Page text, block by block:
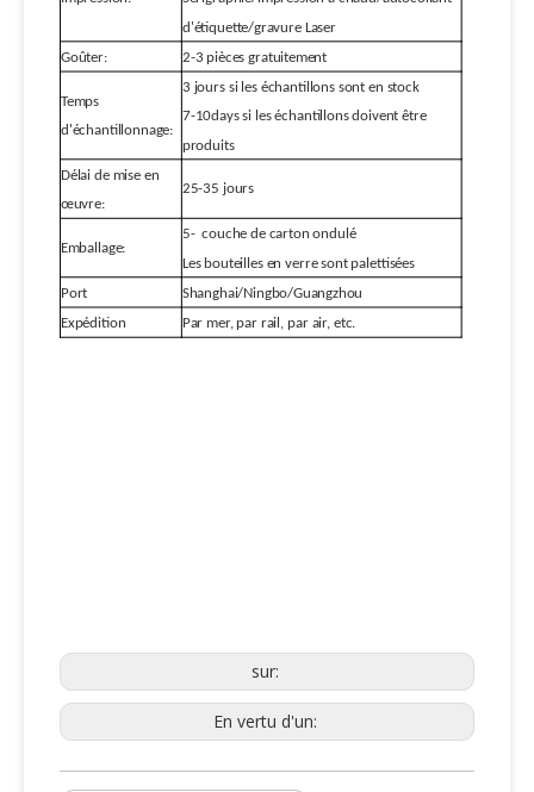
d'étiquette/gravure Laser
Goûter: 2-3 pièces gratuitement
Temps
d'échantillonnage:
3 jours si les échantillons sont en stock
7-10days si les échantillons doivent être
produits
Délai de mise en
œuvre:
25-35 jours
Emballage:
5-couche de carton ondulé
Les bouteilles en verre sont palettisées
Port
Shanghai/Ningbo/Guangzhou
Expédition Par mer, par rail, par air, etc.
sur:
En vertu d'un: